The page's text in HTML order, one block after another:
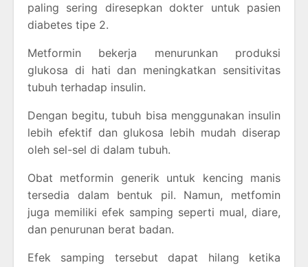
paling sering diresepkan dokter untuk pasien
diabetes tipe 2.
Metformin bekerja menurunkan produksi
glukosa di hati dan meningkatkan sensitivitas
tubuh terhadap insulin.
Dengan begitu, tubuh bisa menggunakan insulin
lebih efektif dan glukosa lebih mudah diserap
oleh sel-sel di dalam tubuh.
Obat metformin generik untuk kencing manis
tersedia dalam bentuk pil. Namun, metfomin
juga memiliki efek samping seperti mual, diare,
dan penurunan berat badan.
Efek samping tersebut dapat hilang ketika